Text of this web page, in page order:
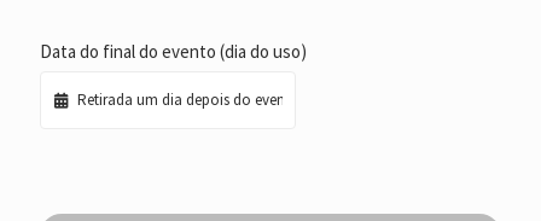
Data do final do evento (dia do uso)